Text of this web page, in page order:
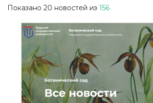
Показано 20 новостей из 156